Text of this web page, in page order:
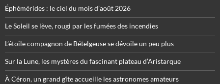
Éphémérides : le ciel du mois d’août 2026
Le Soleil se lève, rougi par les fumées des incendies
L’étoile compagnon de Bételgeuse se dévoile un peu plus
Sur la Lune, les mystères du fascinant plateau d’Aristarque
À Céron, un grand gîte accueille les astronomes amateurs